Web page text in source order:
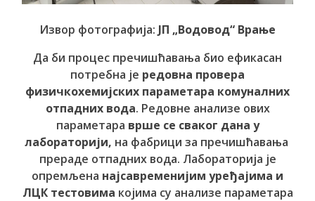
Извор фотографија: ЈП „Водовод“ Врање
Да би процес пречишћавања био ефикасан
потребна је редовна провера
физичкохемијских параметара комуналних
отпадних вода. Редовне анализе ових
параметара врше се сваког дана у
лабораторији, на фабрици за пречишћавања
прераде отпадних вода. Лабораторија је
опремљена најсавременијим уређајима и
ЛЦК тестовима којима су анализе параметара